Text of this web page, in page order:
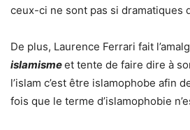
ceux-ci ne sont pas si dramatiques
De plus, Laurence Ferrari fait
islamismeet tente de faire dire à
l’islam c’est être islamophobe afin
fois que le terme d’islamophobie